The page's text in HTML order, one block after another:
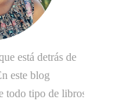
está detrás de
este blog
todo tipo de libros